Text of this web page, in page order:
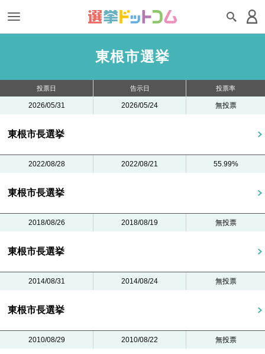
東根市選挙
投票日 告示日 投票率
2026/05/31 2026/05/24 無投票
東根市長選挙
2022/08/28 2022/08/21 55.99%
東根市長選挙
2018/08/26 2018/08/19 無投票
東根市長選挙
2014/08/31 2014/08/24 無投票
東根市長選挙
2010/08/29 2010/08/22 無投票